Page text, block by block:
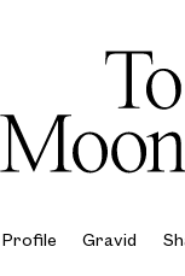
Gravid